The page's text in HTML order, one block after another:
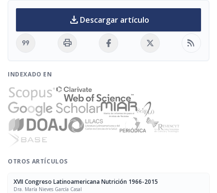
download Descargar artículo
format_quote print rss_feed
INDEXADO EN
OTROS ARTÍCULOS
XVII Congreso Latinoamericana Nutrición 1966-2015
Dra. María Nieves García Casal